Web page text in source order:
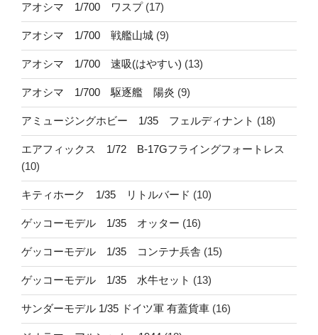
アオシマ 1/700 ワスプ(17)
アオシマ 1/700 戦艦山城 (9)
アオシマ 1/700 速吸(はやすい) (13)
アオシマ 1/700 駆逐艦 陽炎 (9)
アミュージングホビー 1/35 フェルディナント (18)
エアフィックス 1/72 B-17Gフライングフォートレス
(10)
キティホーク 1/35 リトルバード (10)
ゲッコーモデル 1/35 オッター (16)
ゲッコーモデル 1/35 コンテナ兵舎 (15)
ゲッコーモデル 1/35 水牛セット (13)
サンダーモデル 1/35 ドイツ軍 有蓋貨車 (16)